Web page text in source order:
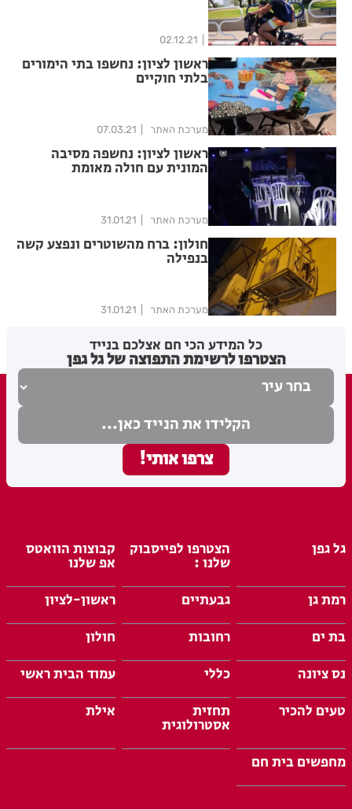
02.12.21
ראשון לציון: נחשפו בתי הימורים
בלתי חוקיים
מערכת האתר 07.03.21
ראשון לציון: נחשפה מסיבה
המונית עם חולה מאומת
מערכת האתר 31.01.21
חולון: ברח מהשוטרים ונפצע קשה
בנפילה
מערכת האתר 31.01.21
כל המידע הכי חם אצלכם בנייד
הצטרפו לרשימת התפוצה של גל גפן
גל גפן הצטרפו לפייסבוק
שלנו :
קבוצות הוואטס
אפ שלנו
רמת גן
גבעתיים
ראשון-לציון
בת ים
רחובות
חולון
נס ציונה
כללי
עמוד הבית ראשי
טעים להכיר
תחזית
אסטרולוגית
אילת
מחפשים בית חם